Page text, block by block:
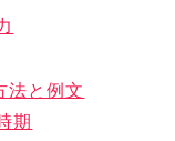
法と例文
期